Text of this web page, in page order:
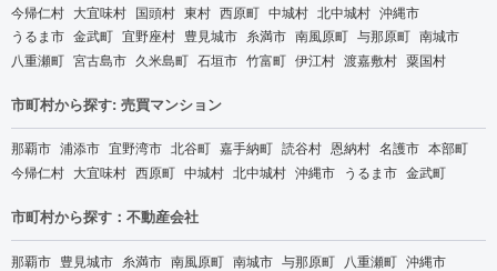
今帰仁村 大宜味村 国頭村 東村 西原町 中城村 北中城村 沖縄市
うるま市 金武町 宜野座村 豊見城市 糸満市 南風原町 与那原町 南城市
八重瀬町 宮古島市 久米島町 石垣市 竹富町 伊江村 渡嘉敷村 粟国村
市町村から探す: 売買マンション
那覇市 浦添市 宜野湾市 北谷町 嘉手納町 読谷村 恩納村 名護市 本部町
今帰仁村 大宜味村 西原町 中城村 北中城村 沖縄市 うるま市 金武町
市町村から探す：不動産会社
那覇市 豊見城市 糸満市 南風原町 南城市 与那原町 八重瀬町 沖縄市